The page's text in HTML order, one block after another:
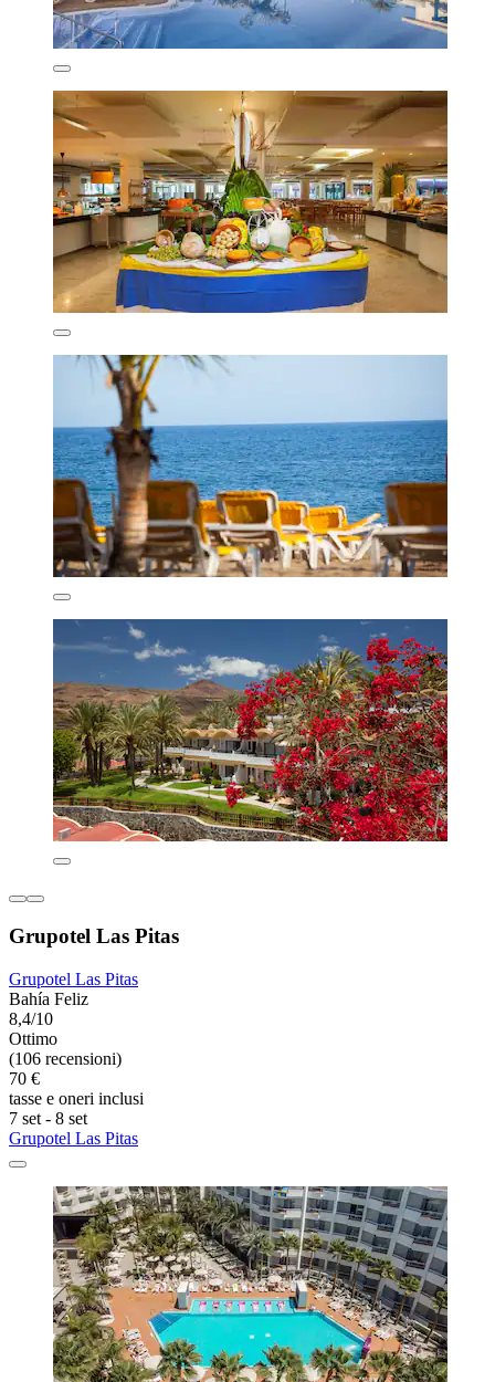
Grupotel Las Pitas
Grupotel Las Pitas
Bahía Feliz
8,4/10
Ottimo
(106 recensioni)
70 €
tasse e oneri inclusi
7 set - 8 set
Grupotel Las Pitas